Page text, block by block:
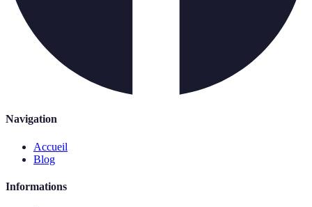
Navigation
Accueil
Blog
Informations